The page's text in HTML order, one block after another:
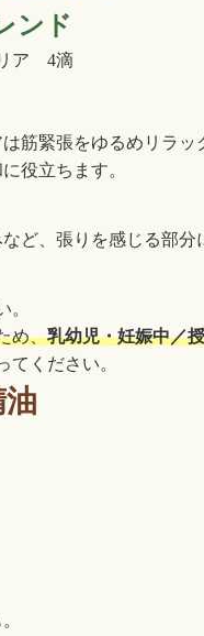
ンド
ア 4滴
筋緊張をゆるめリラッ
役立ちます。
ど、張りを感じる部分
。
め、乳幼児・妊娠中／
てください。